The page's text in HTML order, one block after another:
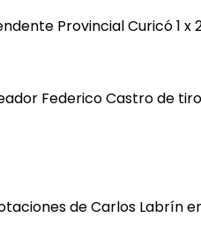
Provincial Curicó 1 x
Federico Castro de
de Carlos